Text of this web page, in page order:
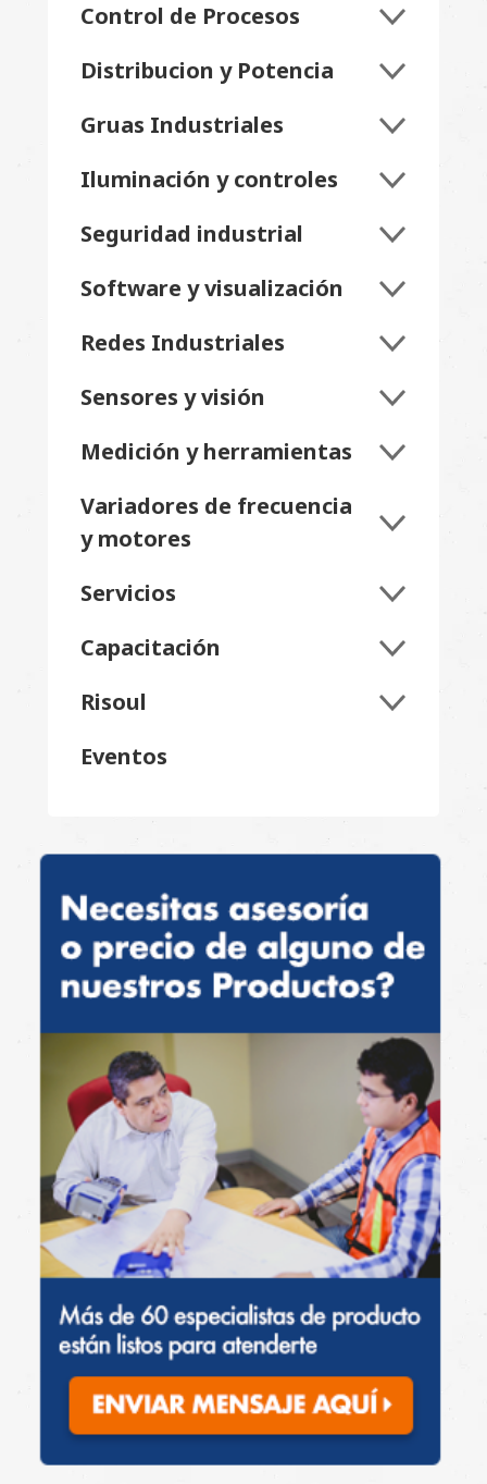
Control de Procesos
Distribucion y Potencia
Gruas Industriales
Iluminación y controles
Seguridad industrial
Software y visualización
Redes Industriales
Sensores y visión
Medición y herramientas
Variadores de frecuencia
y motores
Servicios
Capacitación
Risoul
Eventos